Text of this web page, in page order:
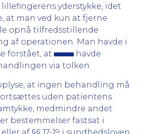
yderstykke, idet
at man ved kun at fjerne
opnå tilfredsstillende
af operationen. Man havde i
forstået, at
havde
via tolken.
at ingen behandling må
uden patientens
medmindre andet
bestemmelser fastsat i
af §§ 17-19 i sundhedsloven.